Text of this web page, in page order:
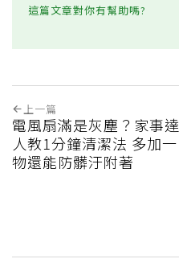
這篇文章對你有幫助嗎?
上一篇
電風扇滿是灰塵？家事達
人教1分鐘清潔法 多加一
物還能防髒汙附著